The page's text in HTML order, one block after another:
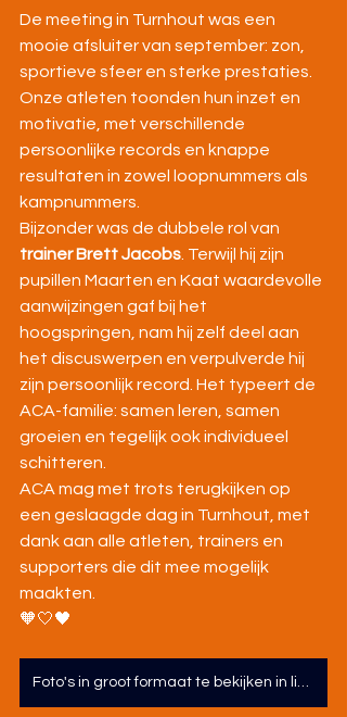
De meeting in Turnhout was een
mooie afsluiter van september: zon,
sportieve sfeer en sterke prestaties.
Onze atleten toonden hun inzet en
motivatie, met verschillende
persoonlijke records en knappe
resultaten in zowel loopnummers als
kampnummers.
Bijzonder was de dubbele rol van
trainer Brett Jacobs . Terwijl hij zijn
pupillen Maarten en Kaat waardevolle
aanwijzingen gaf bij het
hoogspringen, nam hij zelf deel aan
het discuswerpen en verpulverde hij
zijn persoonlijk record. Het typeert de
ACA-familie: samen leren, samen
groeien en tegelijk ook individueel
schitteren.
ACA mag met trots terugkijken op
een geslaagde dag in Turnhout, met
dank aan alle atleten, trainers en
supporters die dit mee mogelijk
maakten.
🧡🤍🖤
Foto's in groot formaat te bekijken in link via facebook/pc